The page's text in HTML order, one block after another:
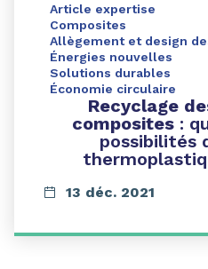
Article expertise
Composites
Allègement et design
Énergies nouvelles
Solutions durables
Économie circulaire
Recyclage
composites :
possibilités
13 déc. 2021